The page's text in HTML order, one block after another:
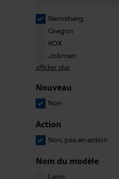
Remisberg
Oregon
KOX
Jobman
afficher plus
Nouveau
Non
Action
Non, pas en action
Nom du modèle
Leon